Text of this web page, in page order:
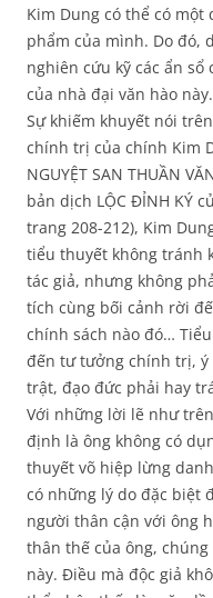
Kim Dung có thể có
phẩm của mình. Do đó,
nghiên cứu kỹ các ẩn
của nhà đại văn hào này.
Sự khiếm khuyết nói
chính trị của chính Kim
NGUYỆT SAN THUẦN
bản dịch LỘC ĐỈNH KÝ
trang 208-212), Kim
tiểu thuyết không tránh
tác giả, nhưng không
tích cùng bối cảnh rời
chính sách nào đó…
đến tư tưởng chính trị, ý
trật, đạo đức phải hay
Với những lời lẽ như
định là ông không có
thuyết võ hiệp lừng
có những lý do đặc biệt
người thân cận với ông
thân thế của ông,
này. Điều mà độc giả